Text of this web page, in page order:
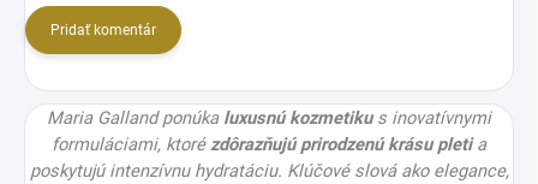
Pridať komentár
Maria Galland ponúka luxusnú kozmetikus inovatívnymi
formuláciami, ktorézdôrazňujú prirodzenú krásu pletia
poskytujú intenzívnu hydratáciu. Klúčové slová ako elegance,